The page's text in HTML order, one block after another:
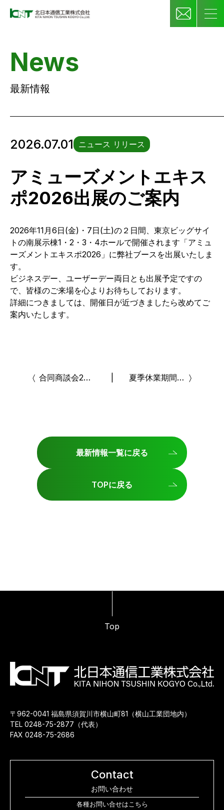
News
最新情報
2026.07.01 ニュース リリース
アミューズメントエキス
ポ2026出展のご案内
2026年11月6日(金)・7日(土)の２日間、東京ビッグサイ
トの南展示棟1・2・3・4ホールで開催されます「アミュ
ーズメントエキスポ2026」に弊社ブースを出展いたしま
す。
ビジネスデー、ユーザーデー両日とも出展予定ですの
で、皆様のご来場を心よりお待ちしております。
詳細につきましては、開催日が近づきましたら改めてご
案内いたします。
〈 合同商談会2026ご来場のお礼 夏季休業期間中のお客様対応窓口に関するご案内 〉
最新情報⼀覧に戻る
TOPに戻る
Top
〒962-0041 福島県須賀川市横山町81（横山工業団地内）
TEL 0248-75-2877（代表）
FAX 0248-75-2686
Contact
お問い合わせ
各種お問い合せはこちら